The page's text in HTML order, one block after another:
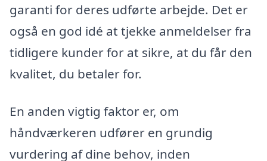
garanti for deres udførte arbejde. Det er
også en god idé at tjekke anmeldelser fra
tidligere kunder for at sikre, at du får den
kvalitet, du betaler for.
En anden vigtig faktor er, om
håndværkeren udfører en grundig
vurdering af dine behov, inden